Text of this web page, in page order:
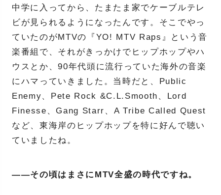
中学に入ってから、たまたま家でケーブルテレ
ビが見られるようになったんです。そこでやっ
ていたのがMTVの『YO! MTV Raps』という音
楽番組で、それがきっかけでヒップホップやハ
ウスとか、90年代頭に流行っていた海外の音楽
にハマっていきました。当時だと、Public
Enemy、Pete Rock &C.L.Smooth、Lord
Finesse、Gang Starr、A Tribe Called Quest
など、東海岸のヒップホップを特に好んで聴い
ていましたね。
――その頃はまさにMTV全盛の時代ですね。